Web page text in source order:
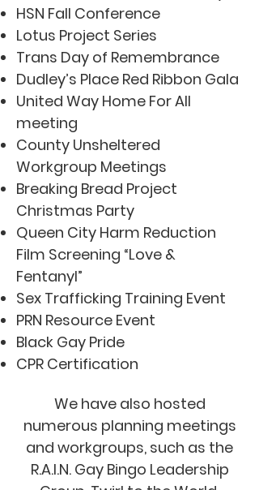
HSN Fall Conference
Lotus Project Series
Trans Day of Remembrance
Dudley’s Place Red Ribbon Gala
United Way Home For All
meeting
County Unsheltered
Workgroup Meetings
Breaking Bread Project
Christmas Party
Queen City Harm Reduction
Film Screening “Love &
Fentanyl”
Sex Trafficking Training Event
PRN Resource Event
Black Gay Pride
CPR Certification
We have also hosted
numerous planning meetings
and workgroups, such as the
R.A.I.N. Gay Bingo Leadership